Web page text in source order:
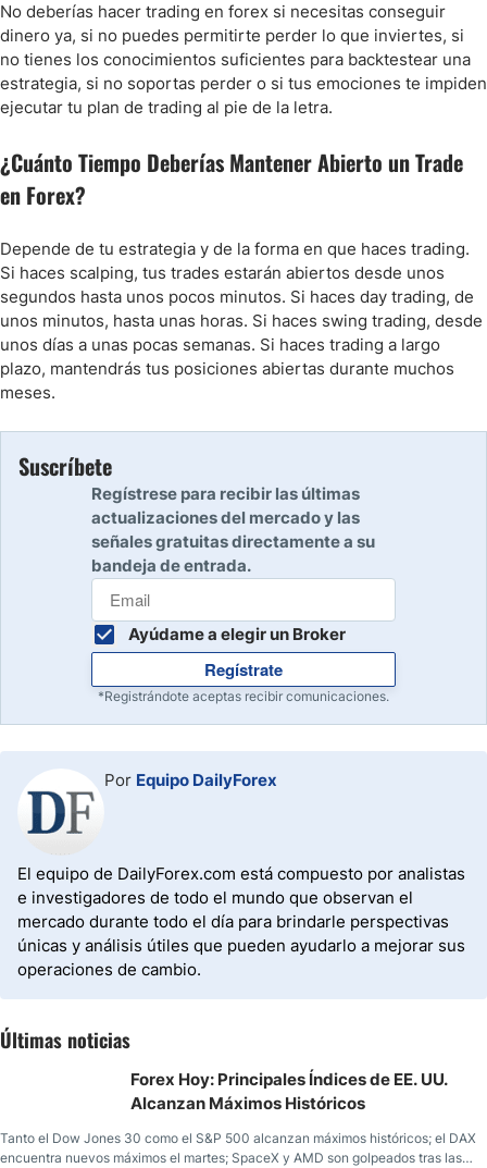
No deberías hacer trading en forex si necesitas conseguir
dinero ya, si no puedes permitirte perder lo que inviertes, si
no tienes los conocimientos suficientes para backtestear una
estrategia, si no soportas perder o si tus emociones te impiden
ejecutar tu plan de trading al pie de la letra.
¿Cuánto Tiempo Deberías Mantener Abierto un Trade
en Forex?
Depende de tu estrategia y de la forma en que haces trading.
Si haces scalping, tus trades estarán abiertos desde unos
segundos hasta unos pocos minutos. Si haces day trading, de
unos minutos, hasta unas horas. Si haces swing trading, desde
unos días a unas pocas semanas. Si haces trading a largo
plazo, mantendrás tus posiciones abiertas durante muchos
meses.
Suscríbete
Regístrese para recibir las últimas
actualizaciones del mercado y las
señales gratuitas directamente a su
bandeja de entrada.
Ayúdame a elegir un Broker
Regístrate
*Registrándote aceptas recibir comunicaciones.
Por Equipo DailyForex
El equipo de DailyForex.com está compuesto por analistas
e investigadores de todo el mundo que observan el
mercado durante todo el día para brindarle perspectivas
únicas y análisis útiles que pueden ayudarlo a mejorar sus
operaciones de cambio.
Últimas noticias
Forex Hoy: Principales Índices de EE. UU.
Alcanzan Máximos Históricos
Tanto el Dow Jones 30 como el S&P 500 alcanzan máximos históricos; el DAX
encuentra nuevos máximos el martes; SpaceX y AMD son golpeados tras las